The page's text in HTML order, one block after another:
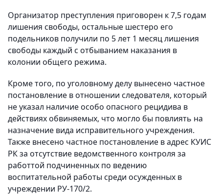
Организатор преступления приговорен к 7,5 годам
лишения свободы, остальные шестеро его
подельников получили по 5 лет 1 месяц лишения
свободы каждый с отбыванием наказания в
колонии общего режима.
Кроме того, по уголовному делу вынесено частное
постановление в отношении следователя, который
не указал наличие особо опасного рецидива в
действиях обвиняемых, что могло бы повлиять на
назначение вида исправительного учреждения.
Также внесено частное постановление в адрес КУИС
РК за отсутствие ведомственного контроля за
работтой подчиненных по ведению
воспитательной работы среди осужденных в
учреждении РУ-170/2.